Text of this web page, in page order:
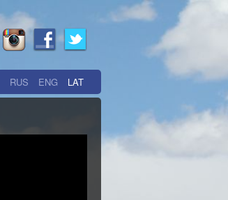
RUS ENG LAT